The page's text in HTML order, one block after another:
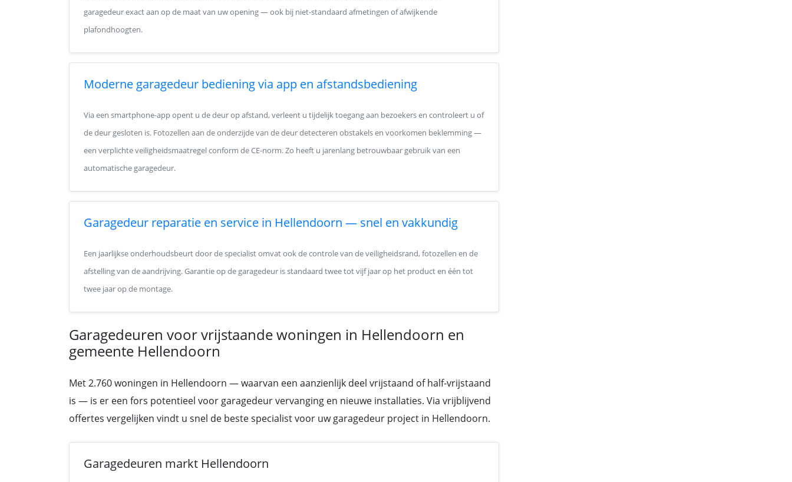
garagedeur exact aan op de maat van uw opening — ook bij niet-standaard afmetingen of afwijkende
plafondhoogten.
Moderne garagedeur bediening via app en afstandsbediening
Via een smartphone-app opent u de deur op afstand, verleent u tijdelijk toegang aan bezoekers en controleert u of
de deur gesloten is. Fotozellen aan de onderzijde van de deur detecteren obstakels en voorkomen beklemming —
een verplichte veiligheidsmaatregel conform de CE-norm. Zo heeft u jarenlang betrouwbaar gebruik van een
automatische garagedeur.
Garagedeur reparatie en service in Hellendoorn — snel en vakkundig
Een jaarlijkse onderhoudsbeurt door de specialist omvat ook de controle van de veiligheidsrand, fotozellen en de
afstelling van de aandrijving. Garantie op de garagedeur is standaard twee tot vijf jaar op het product en één tot
twee jaar op de montage.
Garagedeuren voor vrijstaande woningen in Hellendoorn en
gemeente Hellendoorn
Met 2.760 woningen in Hellendoorn — waarvan een aanzienlijk deel vrijstaand of half-vrijstaand
is — is er een fors potentieel voor garagedeur vervanging en nieuwe installaties. Via vrijblijvend
offertes vergelijken vindt u snel de beste specialist voor uw garagedeur project in Hellendoorn.
Garagedeuren markt Hellendoorn